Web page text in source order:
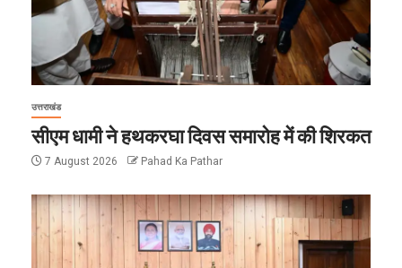
उत्तराखंड
सीएम धामी ने हथकरघा दिवस समारोह में की शिरकत
7 August 2026 Pahad Ka Pathar